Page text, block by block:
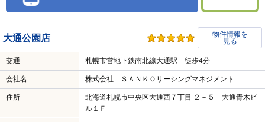
大通公園店
物件情報を
見る
交通 札幌市営地下鉄南北線大通駅 徒歩4分
会社名 株式会社 ＳＡＮＫＯリーシングマネジメント
住所
北海道札幌市中央区大通西７丁目 ２－５ 大通青木ビ
ル１Ｆ